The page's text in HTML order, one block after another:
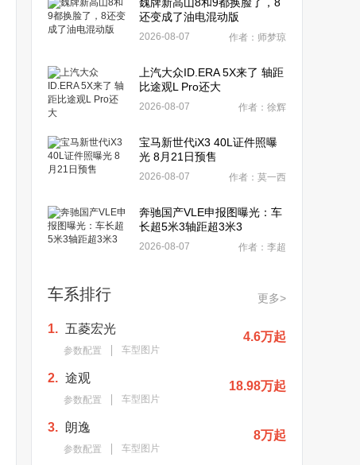
还变成了油电混动版
2026-08-07 作者：师梦琼
上汽大众ID.ERA 5X来了 轴距
比途观L Pro还大
2026-08-07 作者：徐辉
宝马新世代iX3 40L证件照曝
光 8月21日预售
2026-08-07 作者：莫一西
奔驰国产VLE申报图曝光：车
长超5米3轴距超3米3
2026-08-07 作者：李超
车系排行 更多>
1. 五菱宏光
参数配置 车型图片
4.6万起
2. 途观
参数配置 车型图片
18.98万起
3. 朗逸
参数配置 车型图片
8万起